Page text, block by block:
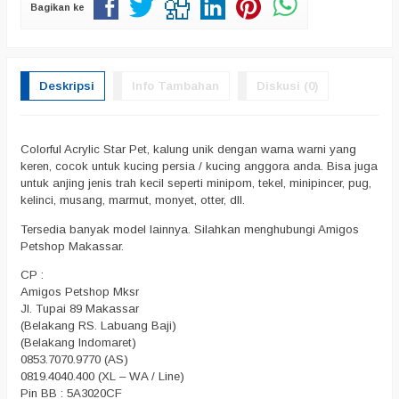
Bagikan ke
Deskripsi Info Tambahan Diskusi (0)
Colorful Acrylic Star Pet, kalung unik dengan warna warni yang
keren, cocok untuk kucing persia / kucing anggora anda. Bisa juga
untuk anjing jenis trah kecil seperti minipom, tekel, minipincer, pug,
kelinci, musang, marmut, monyet, otter, dll.
Tersedia banyak model lainnya. Silahkan menghubungi Amigos
Petshop Makassar.
CP :
Amigos Petshop Mksr
Jl. Tupai 89 Makassar
(Belakang RS. Labuang Baji)
(Belakang Indomaret)
0853.7070.9770 (AS)
0819.4040.400 (XL – WA / Line)
Pin BB : 5A3020CF